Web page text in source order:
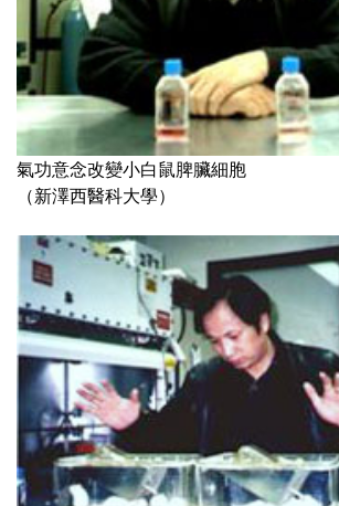
氣功意念改變小白鼠脾臟細胞
（新澤西醫科大學）